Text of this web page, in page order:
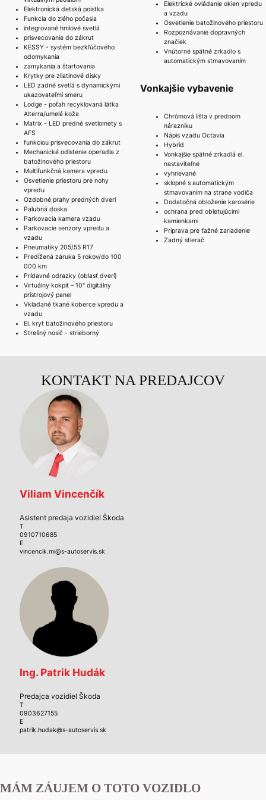
KONTAKT NA PREDAJCOV
Viliam Vincenčík
Asistent predaja vozidiel Škoda
T
0910710685
E
vincencik.mi@s-autoservis.sk
Ing. Patrik Hudák
Predajca vozidiel Škoda
T
0903627155
E
patrik.hudak@s-autoservis.sk
MÁM ZÁUJEM O TOTO VOZIDLO
Elektronická detská poistka
Funkcia do zlého počasia
integrované hmlové svetlá
prisvecovanie do zákrut
KESSY - systém bezkľúčového
odomykania
zamykania a štartovania
Krytky pre zliatinové disky
LED zadné svetlá s dynamickými
ukazovateľmi smeru
Lodge - poťah recyklovaná látka
Alterra/umelá koža
Matrix - LED predné svetlomety s
AFS
funkciou prisvecovania do zákrut
Mechanické odistenie operadla z
batožinového priestoru
Multifunkčná kamera vpredu
Osvetlenie priestoru pre nohy
vpredu
Ozdobné prahy predných dverí
Palubná doska
Parkovacia kamera vzadu
Parkovacie senzory vpredu a
vzadu
Pneumatiky 205/55 R17
Predĺžená záruka 5 rokov/do 100
000 km
Prídavné odrazky (oblasť dverí)
Virtuálny kokpit – 10" digitálny
prístrojový panel
Vkladané tkané koberce vpredu a
vzadu
El. kryt batožinového priestoru
Strešný nosič - strieborný
Elektrické ovládanie okien vpredu
a vzadu
Osvetlenie batožinového priestoru
Rozpoznávanie dopravných
značiek
Vnútorné spätné zrkadlo s
automatickým stmavovaním
Vonkajšie vybavenie
Chrómová lišta v prednom
nárazníku
Nápis vzadu Octavia
Hybrid
Vonkajšie spätné zrkadlá el.
nastaviteľné
vyhrievané
sklopné s automatickým
stmavovaním na strane vodiča
Dodatočná obloženie karosérie
ochrana pred obletujúcimi
kamienkami
Príprava pre ťažné zariadenie
Zadný stierač